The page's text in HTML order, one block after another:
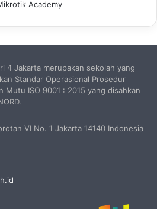
4 Jakarta merupakan sekolah yang
Standar Operasional Prosedur
Mutu ISO 9001 : 2015 yang disahkan
VI No. 1 Jakarta 14140 Indonesia